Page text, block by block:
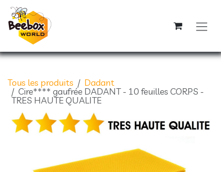
Se rendre au contenu
Tous les produits Dadant
Cire**** gaufrée DADANT - 10 feuilles CORPS -
TRES HAUTE QUALITE